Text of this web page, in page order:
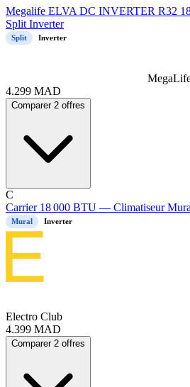
Megalife ELVA DC INVERTER R32
Split Inverter
Split Inverter
4.299 MAD
Comparer 2 offres
C
Carrier 18 000 BTU — Climatiseur
Mural Inverter
Electro Club
4.399 MAD
Comparer 2 offres